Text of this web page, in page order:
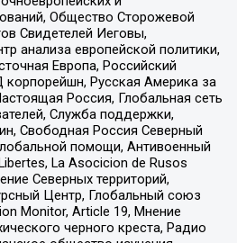
Общество Сторожевой
Свидетелей Иеговы,
анализа европейской политики,
Европа, Российский
Русская Америка за
Россия, Глобальная сеть
Служба поддержки,
Свободная Россия Северный
помощи, Антивоенный
La Asocicion de Rusos
Северных территорий,
Центр, Глобальный союз
Monitor, Article 19, Мнение
черного креста, Радио